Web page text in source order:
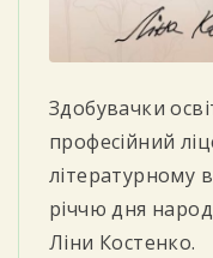
Здобувачки
професійний
літературному
річчю дня
Ліни Костенко.